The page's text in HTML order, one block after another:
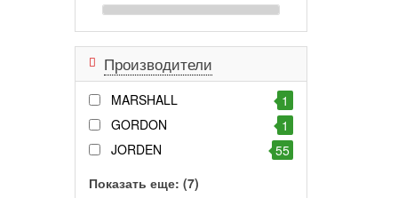
Производители
MARSHALL
1
GORDON
1
JORDEN
55
Показать еще: (7)